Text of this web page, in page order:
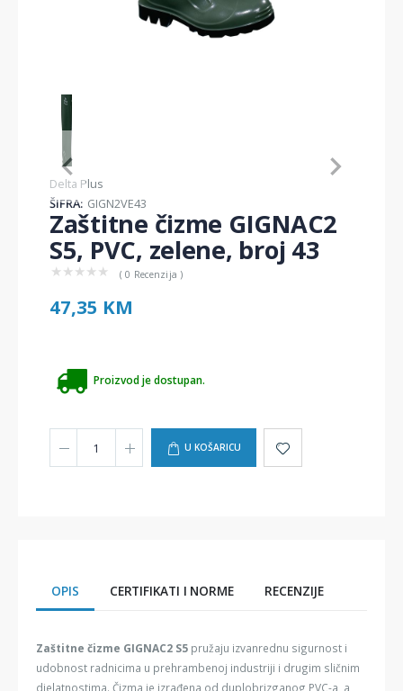
Item
1
of
1
Delta Plus
ŠIFRA: GIGN2VE43
Zaštitne čizme GIGNAC2
S5, PVC, zelene, broj 43
★ ★ ★ ★ ★ ( 0 Recenzija )
47,35 KM
Proizvod je dostupan.
U KOŠARICU
OPIS CERTIFIKATI I NORME RECENZIJE
Zaštitne čizme GIGNAC2 S5 pružaju izvanrednu sigurnost i
udobnost radnicima u prehrambenoj industriji i drugim sličnim
djelatnostima. Čizma je izrađena od duplobrizganog PVC-a, a